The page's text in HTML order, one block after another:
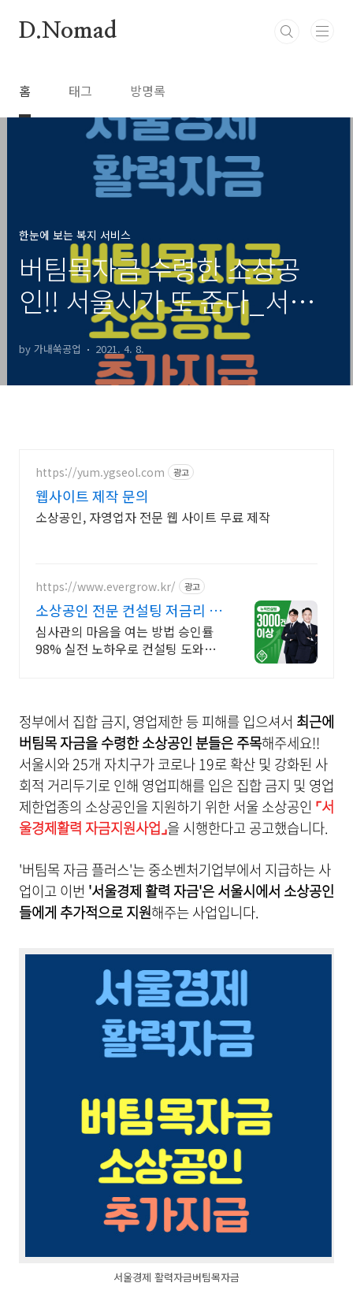
D.Nomad
홈 태그 방명록
한눈에 보는 복지 서비스
버팀목자금 수령한 소상공
인!! 서울시가 또 준다_서울
경제 활력자금
by 가내쑥공업 2021. 4. 8.
https://yum.ygseol.com 광고
웹사이트 제작 문의
소상공인, 자영업자 전문 웹 사이트 무료 제작
https://www.evergrow.kr/ 광고
소상공인 전문 컨설팅 저금리 정
책자금 지금 신청
심사관의 마음을 여는 방법 승인률
98% 실전 노하우로 컨설팅 도와드
정부에서 집합 금지, 영업제한 등 피해를 입으셔서 최근에
버팀목 자금을 수령한 소상공인 분들은 주목해주세요!!
서울시와 25개 자치구가 코로나 19로 확산 및 강화된 사
회적 거리두기로 인해 영업피해를 입은 집합 금지 및 영업
제한업종의 소상공인을 지원하기 위한 서울 소상공인 ⌜서
울경제활력 자금지원사업⌟을시행한다고 공고했습니다.
'버팀목 자금 플러스'는 중소벤처기업부에서 지급하는 사
업이고 이번 '서울경제 활력 자금'은 서울시에서 소상공인
들에게 추가적으로 지원해주는 사업입니다.
서울경제 활력자금버팀목자금